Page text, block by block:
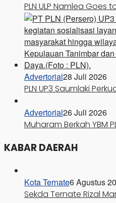
PLN ULP Namlea Goes
Advertorial28 Juli 2026
PLN UP3 Saumlaki
Advertorial26 Juli 2026
Muharam Berkah YBM
KABAR DAERAH
Kota Ternate6 Agustus
Sekda Ternate Rizal